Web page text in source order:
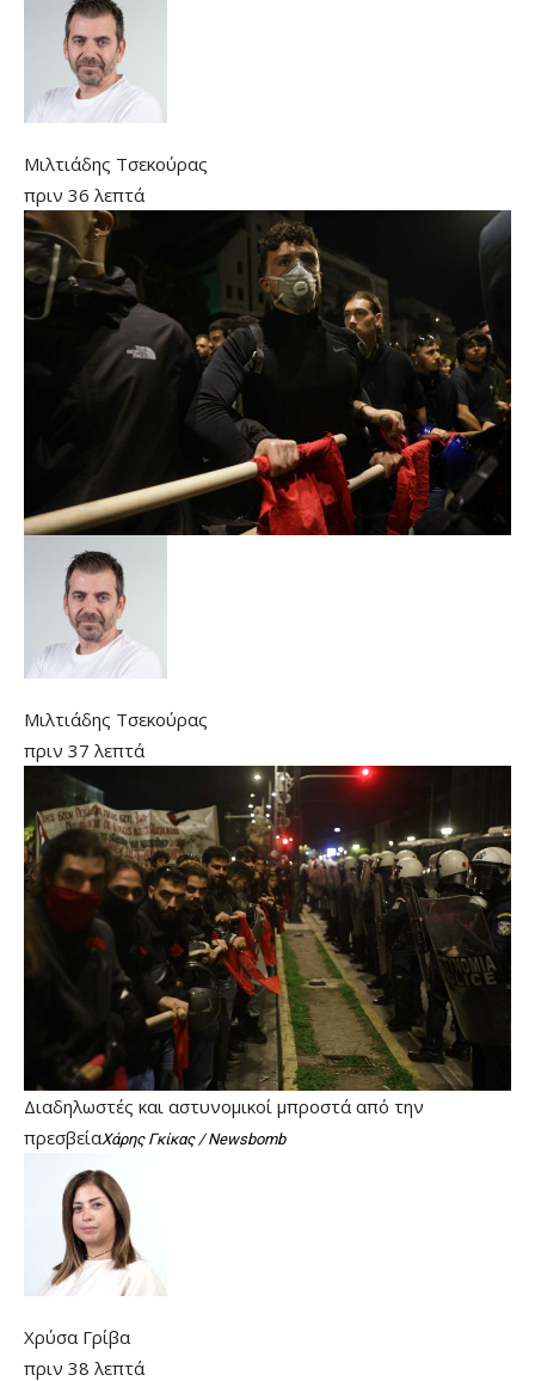
Μιλτιάδης Τσεκούρας
πριν 36 λεπτά
Μιλτιάδης Τσεκούρας
πριν 37 λεπτά
Διαδηλωστές και αστυνομικοί μπροστά από την
πρεσβείαΧάρης Γκίκας / Newsbomb
Χρύσα Γρίβα
πριν 38 λεπτά